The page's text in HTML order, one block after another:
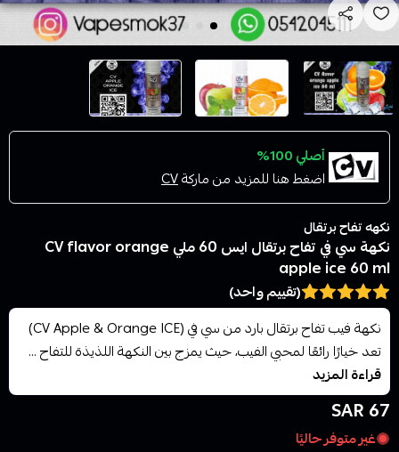
أصلي 100%
اضغط هنا للمزيد من ماركةCV
نكهه تفاح برتقال
نكهة سي في تفاح برتقال ايس 60 ملي CV flavor orange
apple ice 60 ml
(تقييم واحد)
تعد خيارًا رائعًا لمحبي الفيب، حيث يمزج بين النكهة اللذيذة للتفاح ...
قراءة المزيد
67 SAR
غير متوفر حاليًا